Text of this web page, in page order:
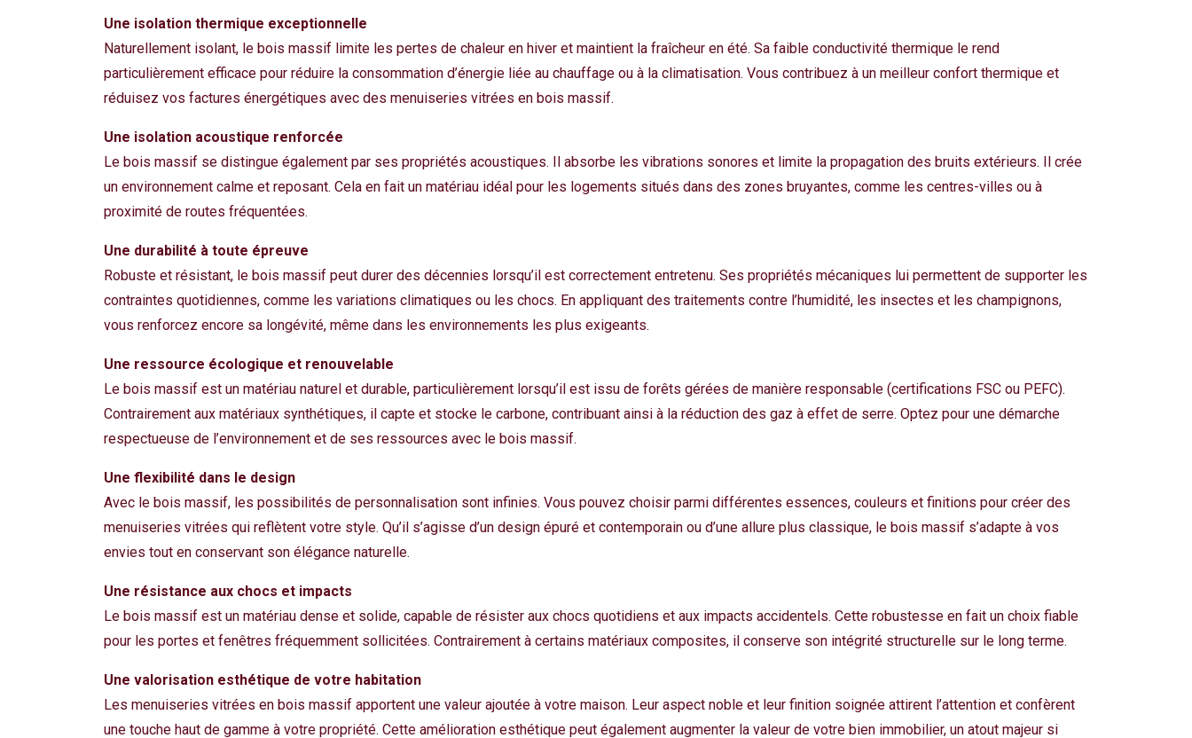
Une isolation thermique exceptionnelle
Naturellement isolant, le bois massif limite les pertes de chaleur en hiver et maintient la fraîcheur en été. Sa faible conductivité thermique le rend
particulièrement efficace pour réduire la consommation d’énergie liée au chauffage ou à la climatisation. Vous contribuez à un meilleur confort thermique et
réduisez vos factures énergétiques avec des menuiseries vitrées en bois massif.
Une isolation acoustique renforcée
Le bois massif se distingue également par ses propriétés acoustiques. Il absorbe les vibrations sonores et limite la propagation des bruits extérieurs. Il crée
un environnement calme et reposant. Cela en fait un matériau idéal pour les logements situés dans des zones bruyantes, comme les centres-villes ou à
proximité de routes fréquentées.
Une durabilité à toute épreuve
Robuste et résistant, le bois massif peut durer des décennies lorsqu’il est correctement entretenu. Ses propriétés mécaniques lui permettent de supporter les
contraintes quotidiennes, comme les variations climatiques ou les chocs. En appliquant des traitements contre l’humidité, les insectes et les champignons,
vous renforcez encore sa longévité, même dans les environnements les plus exigeants.
Une ressource écologique et renouvelable
Le bois massif est un matériau naturel et durable, particulièrement lorsqu’il est issu de forêts gérées de manière responsable (certifications FSC ou PEFC).
Contrairement aux matériaux synthétiques, il capte et stocke le carbone, contribuant ainsi à la réduction des gaz à effet de serre. Optez pour une démarche
respectueuse de l’environnement et de ses ressources avec le bois massif.
Une flexibilité dans le design
Avec le bois massif, les possibilités de personnalisation sont infinies. Vous pouvez choisir parmi différentes essences, couleurs et finitions pour créer des
menuiseries vitrées qui reflètent votre style. Qu’il s’agisse d’un design épuré et contemporain ou d’une allure plus classique, le bois massif s’adapte à vos
envies tout en conservant son élégance naturelle.
Une résistance aux chocs et impacts
Le bois massif est un matériau dense et solide, capable de résister aux chocs quotidiens et aux impacts accidentels. Cette robustesse en fait un choix fiable
pour les portes et fenêtres fréquemment sollicitées. Contrairement à certains matériaux composites, il conserve son intégrité structurelle sur le long terme.
Une valorisation esthétique de votre habitation
Les menuiseries vitrées en bois massif apportent une valeur ajoutée à votre maison. Leur aspect noble et leur finition soignée attirent l’attention et confèrent
une touche haut de gamme à votre propriété. Cette amélioration esthétique peut également augmenter la valeur de votre bien immobilier, un atout majeur si